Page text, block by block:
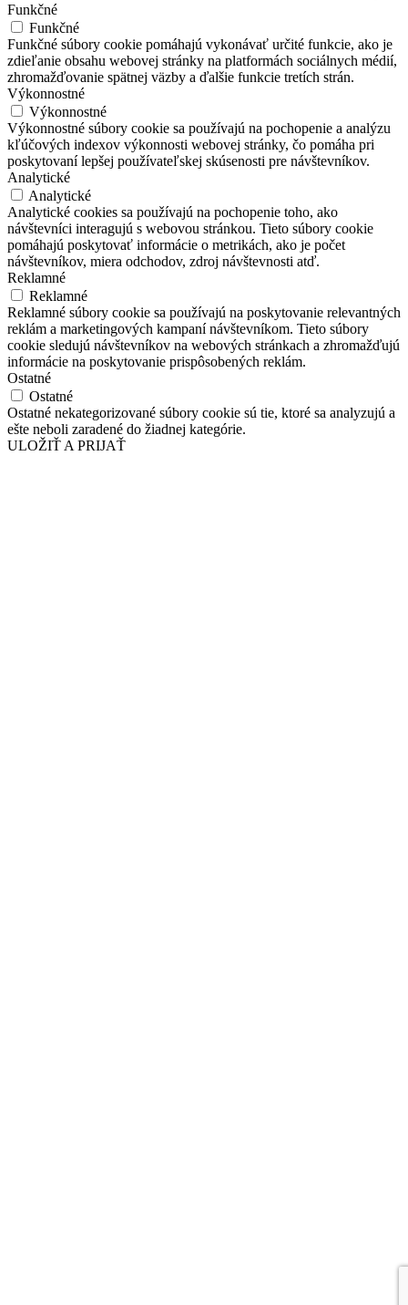
Funkčné
Funkčné
Funkčné súbory cookie pomáhajú vykonávať určité funkcie, ako je
zdieľanie obsahu webovej stránky na platformách sociálnych médií,
zhromažďovanie spätnej väzby a ďalšie funkcie tretích strán.
Výkonnostné
Výkonnostné
Výkonnostné súbory cookie sa používajú na pochopenie a analýzu
kľúčových indexov výkonnosti webovej stránky, čo pomáha pri
poskytovaní lepšej používateľskej skúsenosti pre návštevníkov.
Analytické
Analytické
Analytické cookies sa používajú na pochopenie toho, ako
návštevníci interagujú s webovou stránkou. Tieto súbory cookie
pomáhajú poskytovať informácie o metrikách, ako je počet
návštevníkov, miera odchodov, zdroj návštevnosti atď.
Reklamné
Reklamné
Reklamné súbory cookie sa používajú na poskytovanie relevantných
reklám a marketingových kampaní návštevníkom. Tieto súbory
cookie sledujú návštevníkov na webových stránkach a zhromažďujú
informácie na poskytovanie prispôsobených reklám.
Ostatné
Ostatné
Ostatné nekategorizované súbory cookie sú tie, ktoré sa analyzujú a
ešte neboli zaradené do žiadnej kategórie.
ULOŽIŤ A PRIJAŤ